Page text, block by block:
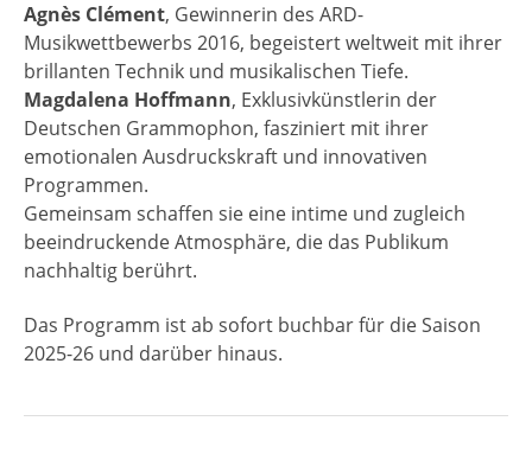
Agnès Clément, Gewinnerin des ARD-
Musikwettbewerbs 2016, begeistert weltweit mit ihrer
brillanten Technik und musikalischen Tiefe.
Magdalena Hoffmann, Exklusivkünstlerin der
Deutschen Grammophon, fasziniert mit ihrer
emotionalen Ausdruckskraft und innovativen
Programmen.
Gemeinsam schaffen sie eine intime und zugleich
beeindruckende Atmosphäre, die das Publikum
nachhaltig berührt.
Das Programm ist ab sofort buchbar für die Saison
2025-26 und darüber hinaus.